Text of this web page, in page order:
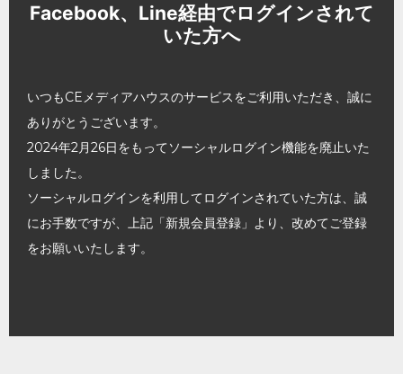
Facebook、Line経由でログインされて
いた方へ
いつもCEメディアハウスのサービスをご利用いただき、誠に
ありがとうございます。
2024年2月26日をもってソーシャルログイン機能を廃止いた
しました。
ソーシャルログインを利用してログインされていた方は、誠
にお手数ですが、上記「新規会員登録」より、改めてご登録
をお願いいたします。